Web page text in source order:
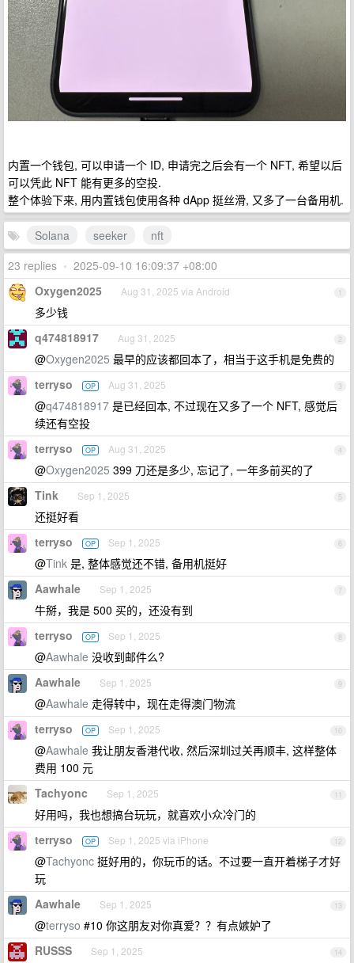
内置一个钱包, 可以申请一个 ID, 申请完之后会有一个 NFT, 希望以后
可以凭此 NFT 能有更多的空投.
整个体验下来, 用内置钱包使用各种 dApp 挺丝滑, 又多了一台备用机.
Solana seeker
nft
23 replies • 2025-09-10 16:09:37 +08:00
1
Oxygen2025 Aug 31, 2025 via Android
多少钱
2
q474818917 Aug 31, 2025
@Oxygen2025 最早的应该都回本了，相当于这手机是免费的
3
terryso OP Aug 31, 2025
@q474818917 是已经回本, 不过现在又多了一个 NFT, 感觉后
续还有空投
4
terryso OP Aug 31, 2025
@Oxygen2025 399 刀还是多少, 忘记了, 一年多前买的了
5
Tink Sep 1, 2025
还挺好看
6
terryso OP Sep 1, 2025
@Tink 是, 整体感觉还不错, 备用机挺好
7
Aawhale Sep 1, 2025
牛掰，我是 500 买的，还没有到
8
terryso OP Sep 1, 2025
@Aawhale 没收到邮件么?
9
Aawhale Sep 1, 2025
@Aawhale 走得转中，现在走得澳门物流
10
terryso OP Sep 1, 2025
@Aawhale 我让朋友香港代收, 然后深圳过关再顺丰, 这样整体
费用 100 元
11
Tachyonc Sep 1, 2025
好用吗，我也想搞台玩玩，就喜欢小众冷门的
12
terryso OP Sep 1, 2025 via iPhone
@Tachyonc 挺好用的，你玩币的话。不过要一直开着梯子才好
玩
13
Aawhale Sep 1, 2025
@terryso #10 你这朋友对你真爱？？有点嫉妒了
14
RUSSS Sep 1, 2025